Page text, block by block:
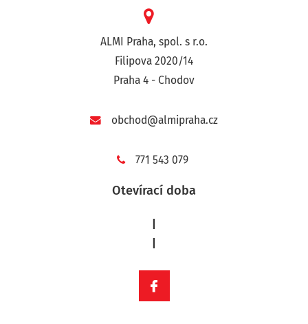
ALMI Praha, spol. s r.o.
Filipova 2020/14
Praha 4 - Chodov
obchod@almipraha.cz
771 543 079
Otevírací doba